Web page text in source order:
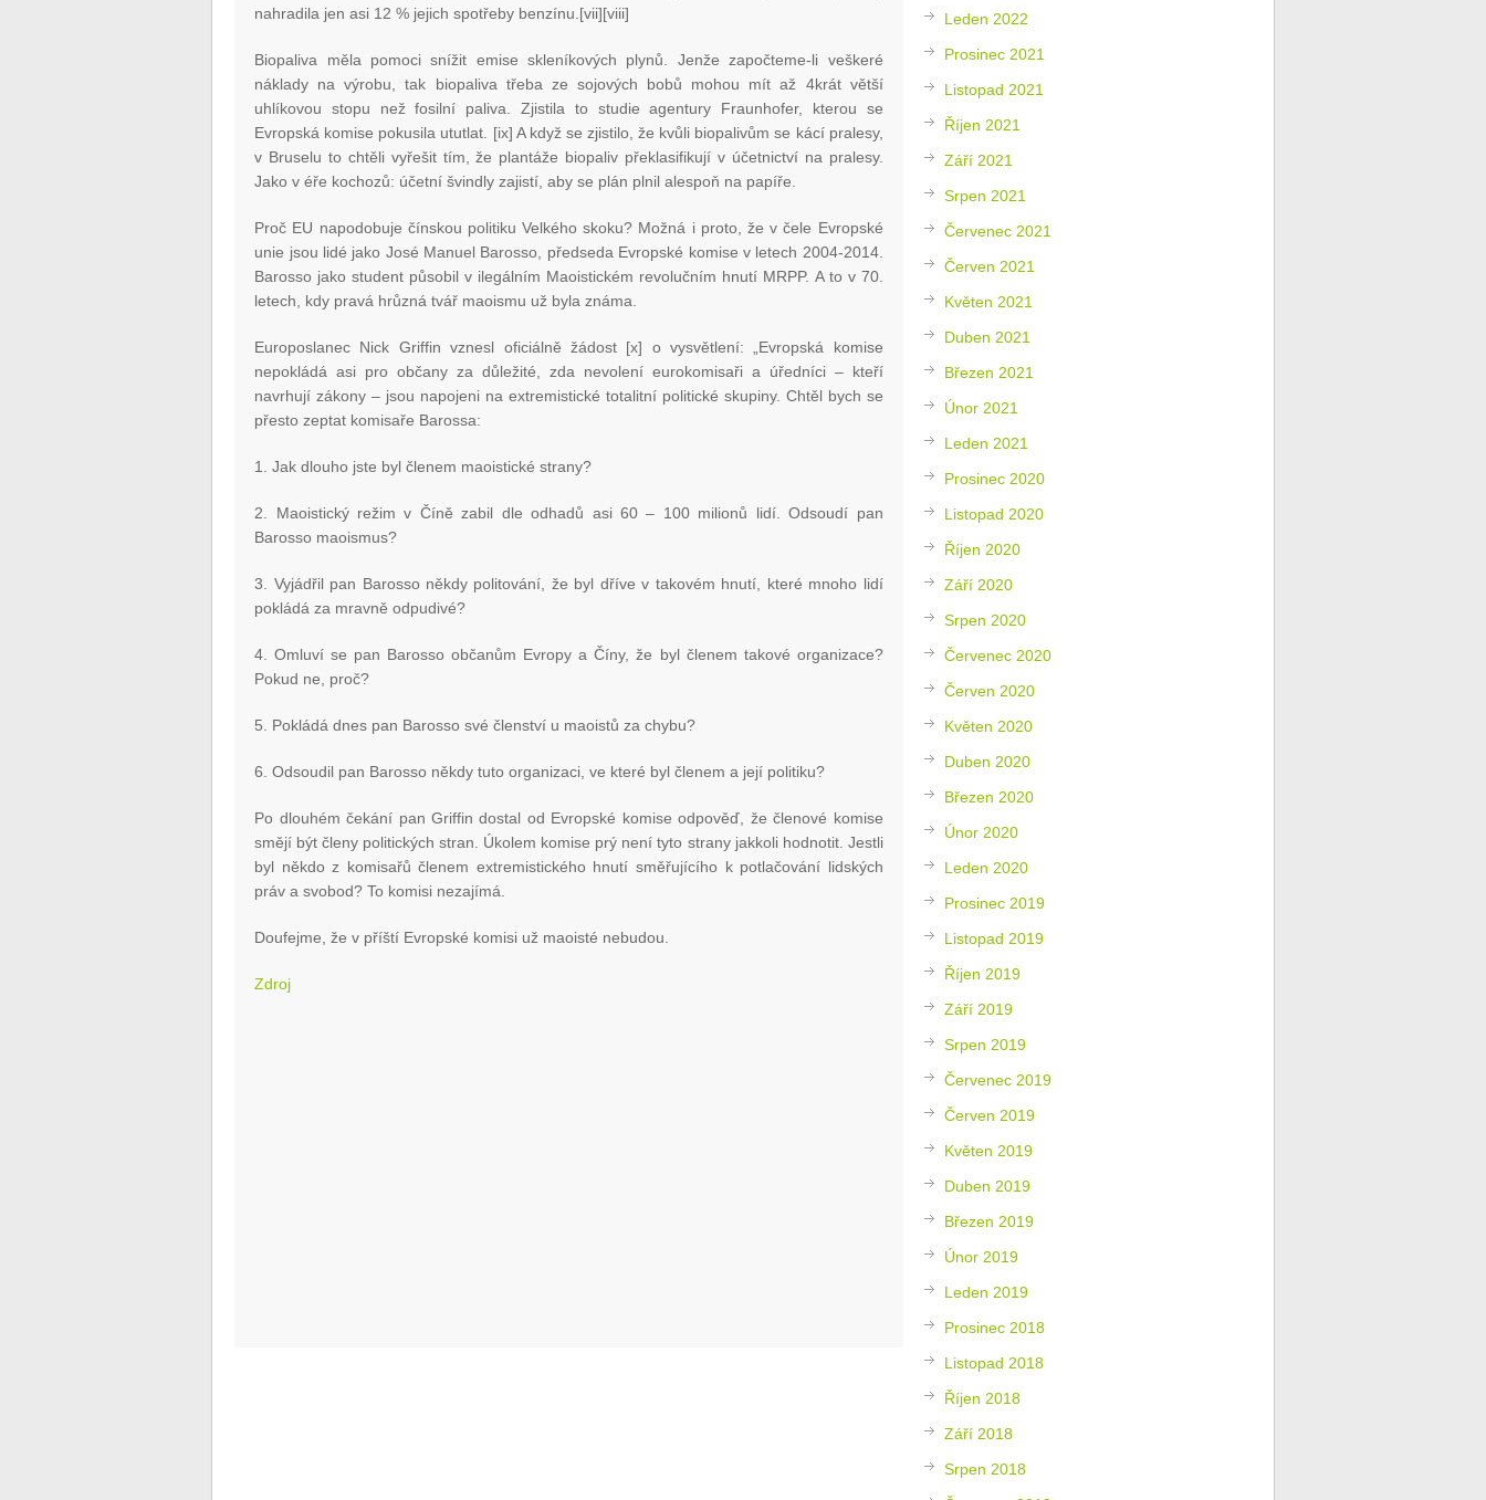
nahradila jen asi 12 % jejich spotřeby benzínu.[vii][viii]
Biopaliva měla pomoci snížit emise skleníkových plynů. Jenže započteme-li veškeré
náklady na výrobu, tak biopaliva třeba ze sojových bobů mohou mít až 4krát větší
uhlíkovou stopu než fosilní paliva. Zjistila to studie agentury Fraunhofer, kterou se
Evropská komise pokusila ututlat. [ix] A když se zjistilo, že kvůli biopalivům se kácí pralesy,
v Bruselu to chtěli vyřešit tím, že plantáže biopaliv překlasifikují v účetnictví na pralesy.
Jako v éře kochozů: účetní švindly zajistí, aby se plán plnil alespoň na papíře.
Proč EU napodobuje čínskou politiku Velkého skoku? Možná i proto, že v čele Evropské
unie jsou lidé jako José Manuel Barosso, předseda Evropské komise v letech 2004-2014.
Barosso jako student působil v ilegálním Maoistickém revolučním hnutí MRPP. A to v 70.
letech, kdy pravá hrůzná tvář maoismu už byla známa.
Europoslanec Nick Griffin vznesl oficiálně žádost [x] o vysvětlení: „Evropská komise
nepokládá asi pro občany za důležité, zda nevolení eurokomisaři a úředníci – kteří
navrhují zákony – jsou napojeni na extremistické totalitní politické skupiny. Chtěl bych se
přesto zeptat komisaře Barossa:
1. Jak dlouho jste byl členem maoistické strany?
2. Maoistický režim v Číně zabil dle odhadů asi 60 – 100 milionů lidí. Odsoudí pan
Barosso maoismus?
3. Vyjádřil pan Barosso někdy politování, že byl dříve v takovém hnutí, které mnoho lidí
pokládá za mravně odpudivé?
4. Omluví se pan Barosso občanům Evropy a Číny, že byl členem takové organizace?
Pokud ne, proč?
5. Pokládá dnes pan Barosso své členství u maoistů za chybu?
6. Odsoudil pan Barosso někdy tuto organizaci, ve které byl členem a její politiku?
Po dlouhém čekání pan Griffin dostal od Evropské komise odpověď, že členové komise
smějí být členy politických stran. Úkolem komise prý není tyto strany jakkoli hodnotit. Jestli
byl někdo z komisařů členem extremistického hnutí směřujícího k potlačování lidských
práv a svobod? To komisi nezajímá.
Doufejme, že v příští Evropské komisi už maoisté nebudou.
Zdroj
Leden 2022
Prosinec 2021
Listopad 2021
Říjen 2021
Září 2021
Srpen 2021
Červenec 2021
Červen 2021
Květen 2021
Duben 2021
Březen 2021
Únor 2021
Leden 2021
Prosinec 2020
Listopad 2020
Říjen 2020
Září 2020
Srpen 2020
Červenec 2020
Červen 2020
Květen 2020
Duben 2020
Březen 2020
Únor 2020
Leden 2020
Prosinec 2019
Listopad 2019
Říjen 2019
Září 2019
Srpen 2019
Červenec 2019
Červen 2019
Květen 2019
Duben 2019
Březen 2019
Únor 2019
Leden 2019
Prosinec 2018
Listopad 2018
Říjen 2018
Září 2018
Srpen 2018